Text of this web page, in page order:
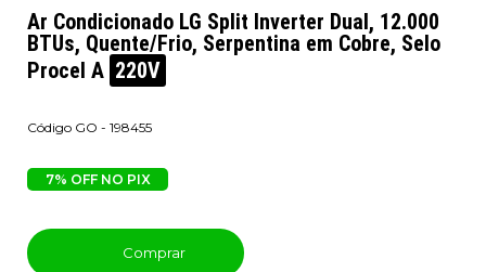
Ar Condicionado LG Split Inverter Dual, 12.000
BTUs, Quente/Frio, Serpentina em Cobre, Selo
Procel A 220V
GO - 198455
7% OFF NO PIX
Comprar